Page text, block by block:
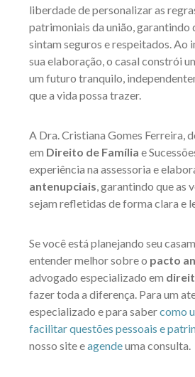
liberdade de personalizar as
patrimoniais da união, garantindo
sintam seguros e respeitados. Ao
sua elaboração, o casal constrói
um futuro tranquilo,
que a vida possa trazer.
A Dra. Cristiana Gomes Ferreira,
em Direito de Família e
experiência na assessoria e
antenupciais , garantindo que as
sejam refletidas de forma clara e
Se você está planejando seu
entender melhor sobre o pacto
advogado especializado em
fazer toda a diferença. Para um
especializado e para sabercomo
facilitar questões pessoais e
nosso site eagendeuma consulta.